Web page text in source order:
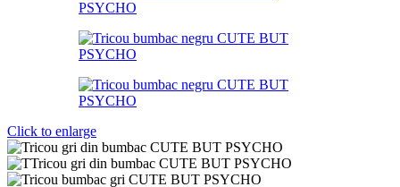
Click to enlarge